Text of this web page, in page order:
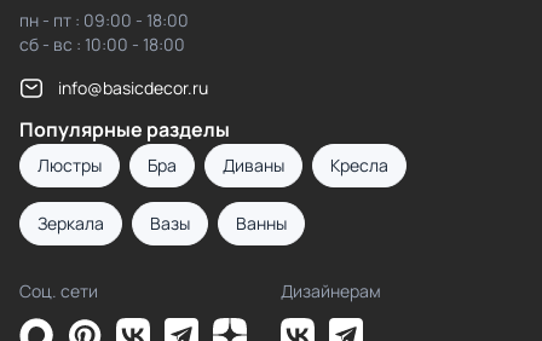
пн - пт : 09:00 - 18:00
сб - вс : 10:00 - 18:00
info@basicdecor.ru
Популярные разделы
Люстры Бра Диваны Кресла
Зеркала Вазы Ванны
Соц. сети Дизайнерам